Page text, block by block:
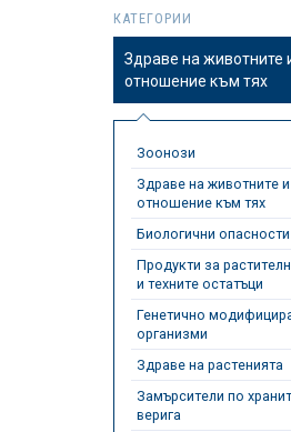
КАТЕГОРИИ
Здраве на животните
отношение към тях
Зоонози
Здраве на животните
отношение към тях
Биологични опасности
Продукти за
и техните остатъци
Генетично
организми
Здраве на растенията
Замърсители по
верига